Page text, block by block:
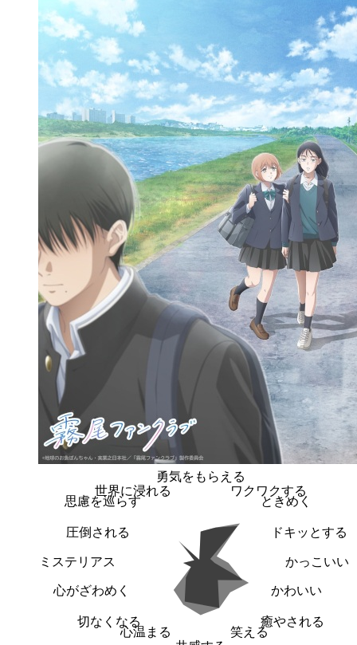
勇気をもらえる
ワクワクする
ときめく
ドキッとする
かっこいい
かわいい
癒やされる
笑える
心温まる
切なくなる
心がざわめく
ミステリアス
圧倒される
思慮を巡らす
世界に浸れる